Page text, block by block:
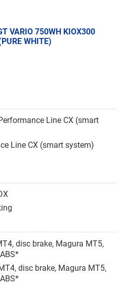
VARIO 750WH KIOX300
WHITE)
Line CX (smart
Line CX (smart system)
disc brake, Magura MT5,
disc brake, Magura MT5,